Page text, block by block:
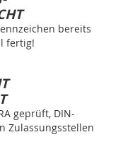
bereits
fertig!
geprüft, DIN-
Zulassungsstellen